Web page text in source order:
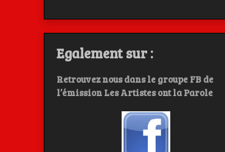
Egalement sur :
Retrouvez nous dans le groupe FB de
l’émission Les Artistes ont la Parole